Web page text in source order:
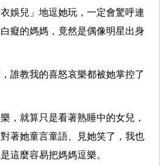
娛兒」地逗她玩，一定會驚呼連
癡的媽媽，竟然是偶像明星出身
誰教我的喜怒哀樂都被她掌控了
，就算只是看著熟睡中的女兒，
著她童言童語、見她笑了，我也
這麼容易把媽媽逗樂。